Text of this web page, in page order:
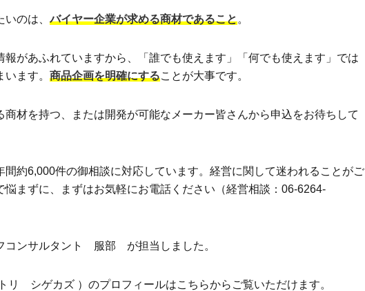
いのは、バイヤー企業が求める商材であること。
報があふれていますから、「誰でも使えます」「何でも使えます」では
ます。 商品企画を明確にすることが大事です。
商材を持つ、または開発が可能なメーカー皆さんから申込をお待ちして
間約6,000件の御相談に対応しています。経営に関して迷われることがご
悩まずに、まずはお気軽にお電話ください（経営相談：06-6264-
ンサルタント 服部 が担当しました。
シゲカズ ）のプロフィールはこちらからご覧いただけます。